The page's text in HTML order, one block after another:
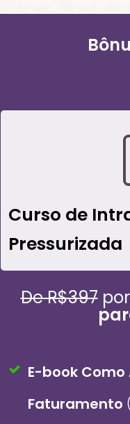
Curso de
Pressurizada
De R$397por
E-book
Faturamento